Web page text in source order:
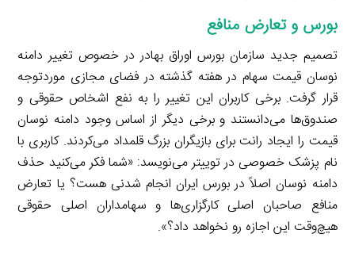
بورس و تعارض منافع
تصمیم جدید سازمان بورس اوراق بهادر در خصوص تغییر دامنه
نوسان قیمت سهام در هفته گذشته در فضای مجازی موردتوجه
قرار گرفت. برخی کاربران این تغییر را به نفع اشخاص حقوقی و
صندوق‌ها می‌دانستند و برخی دیگر از اساس وجود دامنه نوسان
قیمت را ایجاد رانت برای بازیگران بزرگ قلمداد می‌کردند. کاربری با
نام پزشک خصوصی در توییتر می‌نویسد: «شما فکر می‌کنید حذف
دامنه نوسان اصلاً در بورس ایران انجام شدنی هست؟ یا تعارض
منافع صاحبان اصلی کارگزاری‌ها و سهامداران اصلی حقوقی
هیچ‌وقت این اجازه رو نخواهد داد؟».